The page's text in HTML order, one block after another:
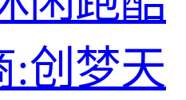
:创梦天